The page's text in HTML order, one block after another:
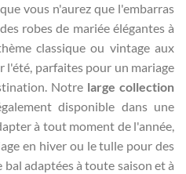
vous n'aurez que l'embarras
robes de mariée élégantes à
classique ou vintage aux
l'été, parfaites pour un mariage
Notre large collection
disponible dans une
à tout moment de l'année,
en hiver ou le tulle pour des
bal adaptées à toute saison et à